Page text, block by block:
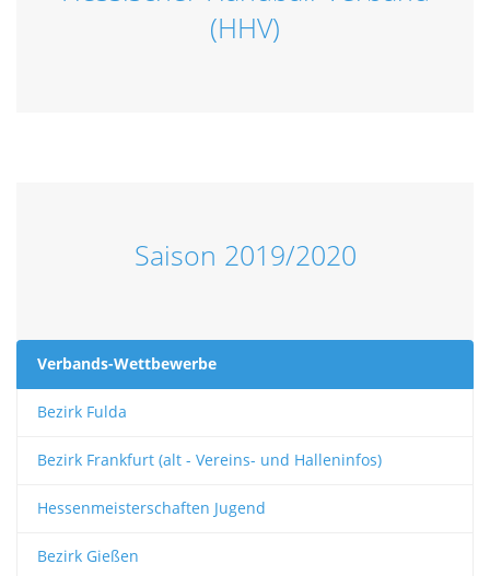
(HHV)
Saison 2019/2020
Verbands-Wettbewerbe
Bezirk Fulda
Bezirk Frankfurt (alt - Vereins- und Halleninfos)
Hessenmeisterschaften Jugend
Bezirk Gießen